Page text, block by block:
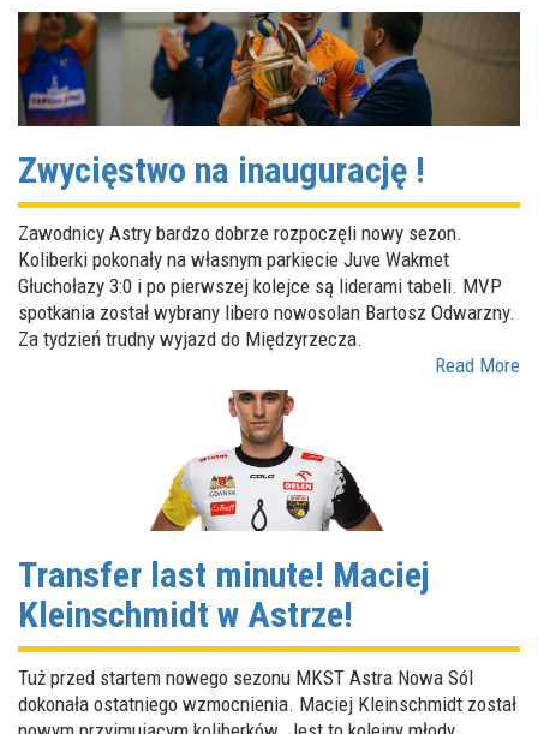
Zwycięstwo na inaugurację !
Zawodnicy Astry bardzo dobrze rozpoczęli nowy sezon.
Koliberki pokonały na własnym parkiecie Juve Wakmet
Głuchołazy 3:0 i po pierwszej kolejce są liderami tabeli. MVP
spotkania został wybrany libero nowosolan Bartosz Odwarzny.
Za tydzień trudny wyjazd do Międzyrzecza.
Read More
Transfer last minute! Maciej
Kleinschmidt w Astrze!
Tuż przed startem nowego sezonu MKST Astra Nowa Sól
dokonała ostatniego wzmocnienia. Maciej Kleinschmidt został